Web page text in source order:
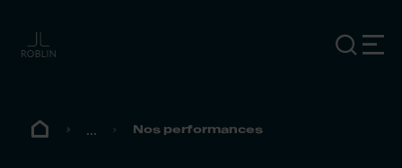
... Nos performances